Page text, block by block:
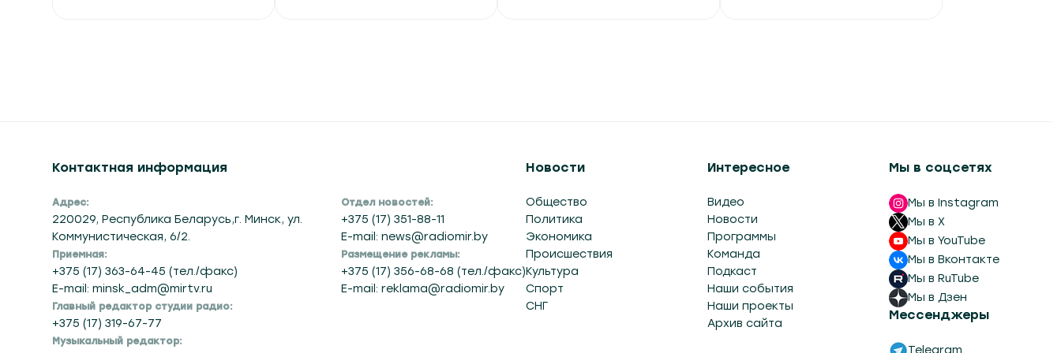
Контактная информация
Адрес:
220029, Республика Беларусь,г. Минск, ул.
Коммунистическая, 6/2.
Приемная:
+375 (17) 363-64-45 (тел./факс)
E-mail: minsk_adm@mirtv.ru
Главный редактор студии радио:
+375 (17) 319-67-77
Музыкальный редактор:
Отдел новостей:
+375 (17) 351-88-11
E-mail: news@radiomir.by
Размещение рекламы:
+375 (17) 356-68-68 (тел./факс)
E-mail: reklama@radiomir.by
Новости
Общество
Политика
Экономика
Происшествия
Культура
Спорт
СНГ
Интересное
Видео
Новости
Программы
Команда
Подкаст
Наши события
Наши проекты
Архив сайта
Мы в соцсетях
Мы в Instagram
Мы в X
Мы в YouTube
Мы в Вконтакте
Мы в RuTube
Мы в Дзен
Мессенджеры
Telegram